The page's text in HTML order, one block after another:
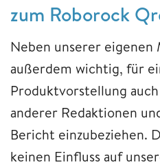
zum Roborock
Neben unserer eigenen
außerdem wichtig, für
Produktvorstellung
anderer Redaktionen
Bericht einzubeziehen.
keinen Einfluss auf